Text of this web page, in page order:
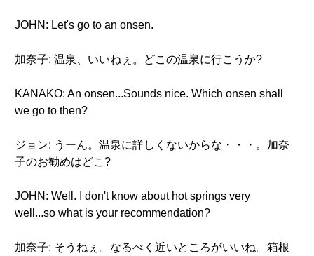
JOHN: Let's go to an onsen.
加奈子: 温泉、いいねぇ。どこの温泉に行こうか?
KANAKO: An onsen...Sounds nice. Which onsen shall
we go to then?
ジョン: うーん。温泉に詳しくないからな・・・。加奈
子のお勧めはどこ?
JOHN: Well. I don't know about hot springs very
well...so what is your recommendation?
加奈子: そうねぇ。なるべく近いところがいいね。箱根